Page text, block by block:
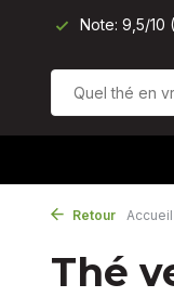
Livraison
Retour Accueil
Thé